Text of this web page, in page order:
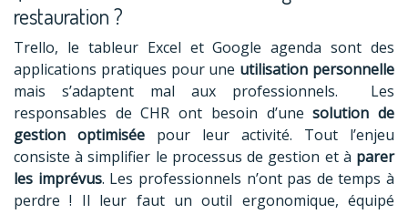
restauration ?
Trello, le tableur Excel et Google agenda sont des
applications pratiques pour une utilisation personnelle
mais s’adaptent mal aux professionnels. Les
responsables de CHR ont besoin d’unesolution de
gestion optimisée pour leur activité. Tout l’enjeu
consiste à simplifier le processus de gestion et à parer
les imprévus. Les professionnels n’ont pas de temps à
perdre ! Il leur faut un outil ergonomique, équipé